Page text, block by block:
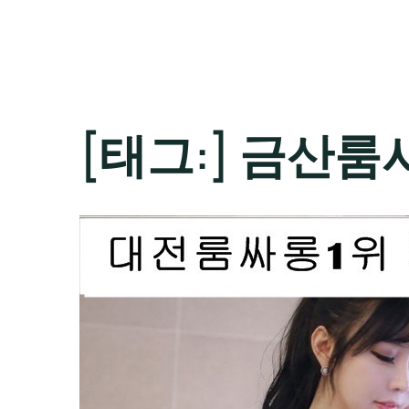
[태그:] 금산룸